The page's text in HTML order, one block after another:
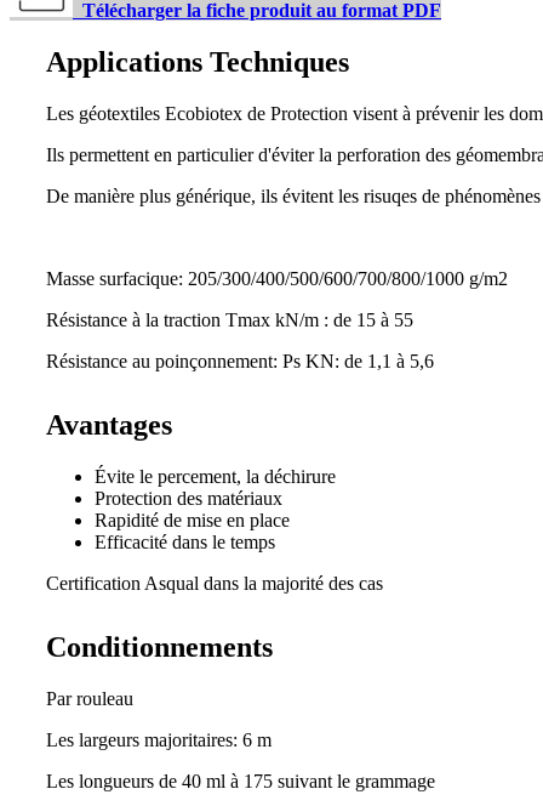
Télécharger la fiche produit au format PDF
Applications Techniques
Les géotextiles Ecobiotex de Protection visent à prévenir les
Ils permettent en particulier d'éviter la perforation des
De manière plus générique, ils évitent les risuqes de
Masse surfacique: 205/300/400/500/600/700/800/1000 g/m2
Résistance à la traction Tmax kN/m : de 15 à 55
Résistance au poinçonnement: Ps KN: de 1,1 à 5,6
Avantages
Évite le percement, la déchirure
Protection des matériaux
Rapidité de mise en place
Efficacité dans le temps
Certification Asqual dans la majorité des cas
Conditionnements
Par rouleau
Les largeurs majoritaires: 6 m
Les longueurs de 40 ml à 175 suivant le grammage